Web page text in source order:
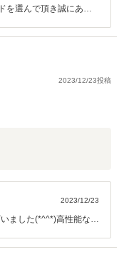
を選んで頂き誠にあり
車の事でご不明な点等ご
2023/12/23投稿
2023/12/23
ました(*^^*)高性能なお